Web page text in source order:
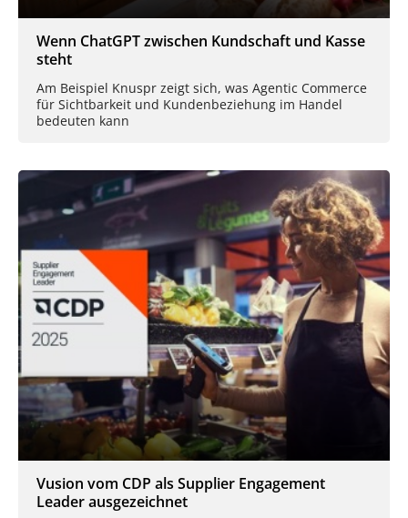
Wenn ChatGPT zwischen Kundschaft und Kasse
steht
Am Beispiel Knuspr zeigt sich, was Agentic Commerce
für Sichtbarkeit und Kundenbeziehung im Handel
bedeuten kann
Vusion vom CDP als Supplier Engagement
Leader ausgezeichnet